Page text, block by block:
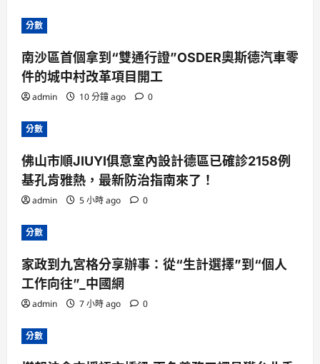
分數
南沙區首個拿到“雙通行證”OSDER奧斯德汽車零
件的城中村改革項目開工
admin 10 分鐘 ago 0
分數
佛山市順JIUYI俱意室內設計德區已確診2158例
基孔肯雅熱，最新防治指南來了！
admin 5 小時 ago 0
分數
家政到九宮格分享辦事：從“生計選擇”到“個人
工作向往”_中國網
admin 7 小時 ago 0
分數